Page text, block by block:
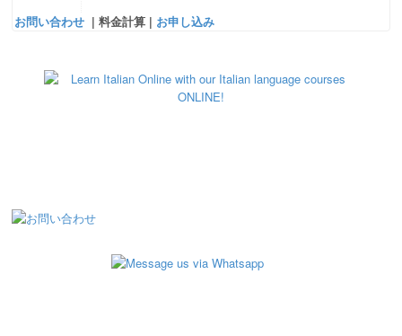
お問い合わせ | 料金計算 | お申し込み